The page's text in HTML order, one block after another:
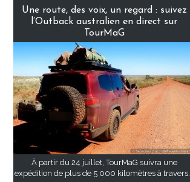
Une route, des voix, un regard : suivez
l’Outback australien en direct sur
TourMaG
À partir du 24 juillet, TourMaG suivra une
expédition de plus de 5 000 kilomètres à travers...